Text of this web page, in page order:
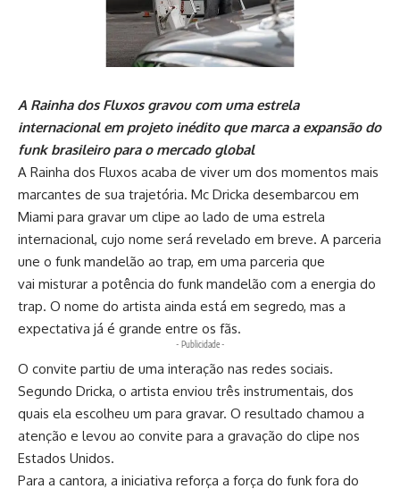
A Rainha dos Fluxos gravou com uma estrela
internacional em projeto inédito que marca a expansão do
funk brasileiro para o mercado global
A Rainha dos Fluxos acaba de viver um dos momentos mais
marcantes de sua trajetória. Mc Dricka desembarcou em
Miami para gravar um clipe ao lado de uma estrela
internacional, cujo nome será revelado em breve. A parceria
une o funk mandelão ao trap, em uma parceria que
vai misturar a potência do funk mandelão com a energia do
trap. O nome do artista ainda está em segredo, mas a
expectativa já é grande entre os fãs.
- Publicidade -
O convite partiu de uma interação nas redes sociais.
Segundo Dricka, o artista enviou três instrumentais, dos
quais ela escolheu um para gravar. O resultado chamou a
atenção e levou ao convite para a gravação do clipe nos
Estados Unidos.
Para a cantora, a iniciativa reforça a força do funk fora do